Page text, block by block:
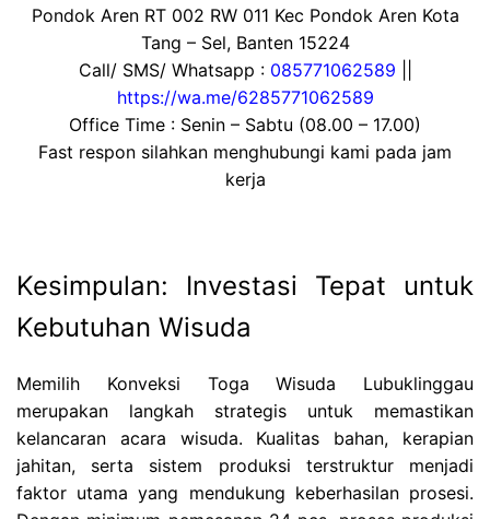
Pondok Aren RT 002 RW 011 Kec Pondok Aren Kota
Tang – Sel, Banten 15224
Call/ SMS/ Whatsapp : 085771062589
https://wa.me/6285771062589
Office Time : Senin – Sabtu (08.00 – 17.00)
Fast respon silahkan menghubungi kami pada jam
kerja
Kesimpulan: Investasi Tepat untuk
Kebutuhan Wisuda
Memilih Konveksi Toga Wisuda Lubuklinggau
merupakan langkah strategis untuk memastikan
kelancaran acara wisuda. Kualitas bahan, kerapian
jahitan, serta sistem produksi terstruktur menjadi
faktor utama yang mendukung keberhasilan prosesi.